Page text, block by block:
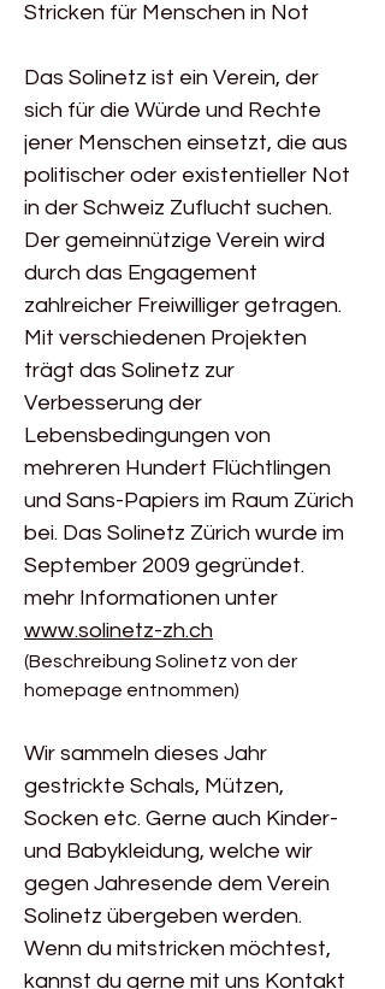
Stricken für Menschen in Not
Das Solinetz ist ein Verein, der
sich für die Würde und Rechte
jener Menschen einsetzt, die aus
politischer oder existentieller Not
in der Schweiz Zuflucht suchen.
Der gemeinnützige Verein wird
durch das Engagement
zahlreicher Freiwilliger getragen.
Mit verschiedenen Projekten
trägt das Solinetz zur
Verbesserung der
Lebensbedingungen von
mehreren Hundert Flüchtlingen
und Sans-Papiers im Raum Zürich
bei. Das Solinetz Zürich wurde im
September 2009 gegründet.
mehr Informationen unter
www.solinetz-zh.ch
(Beschreibung Solinetz von der
homepage entnommen)
Wir sammeln dieses Jahr
gestrickte Schals, Mützen,
Socken etc. Gerne auch Kinder-
und Babykleidung, welche wir
gegen Jahresende dem Verein
Solinetz übergeben werden.
Wenn du mitstricken möchtest,
kannst du gerne mit uns Kontakt